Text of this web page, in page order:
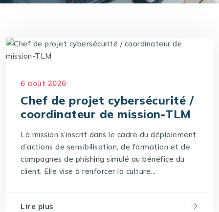
6 août 2026
Chef de projet cybersécurité /
coordinateur de mission-TLM
La mission s’inscrit dans le cadre du déploiement
d’actions de sensibilisation, de formation et de
campagnes de phishing simulé au bénéfice du
client. Elle vise à renforcer la culture...
Lire plus